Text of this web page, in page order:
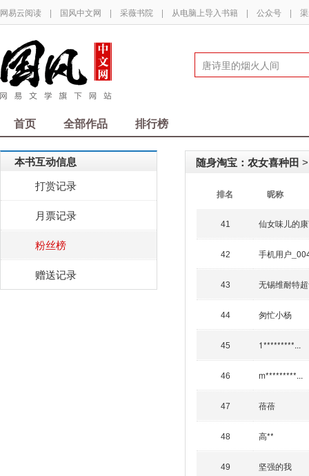
网易云阅读 | 国风中文网 | 采薇书院 | 从电脑上导入书籍 | 公众号 |
首页 全部作品 排行榜
本书互动信息
打赏记录
月票记录
粉丝榜
赠送记录
随身淘宝：农女喜种田 >
排名 昵称
41 仙女味儿的
42 手机用户
43 无锡维耐特
44 匆忙小杨
45 1*********...
46 m*********...
47 蓓蓓
48 高**
49 坚强的我